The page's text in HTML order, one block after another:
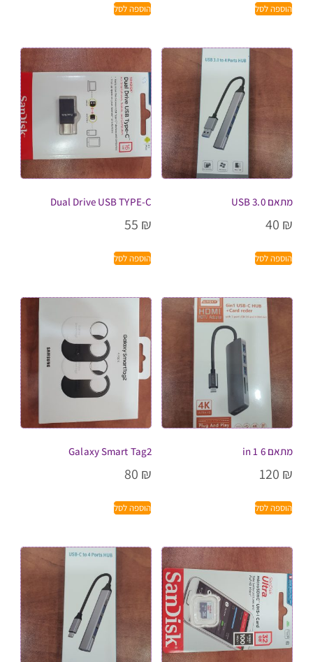
הוספה לסל הוספה לסל
מתאם USB 3.0
40 ₪
הוספה לסל
Dual Drive USB TYPE-C
55 ₪
הוספה לסל
מתאם 6 in 1
120 ₪
הוספה לסל
Galaxy Smart Tag2
80 ₪
הוספה לסל